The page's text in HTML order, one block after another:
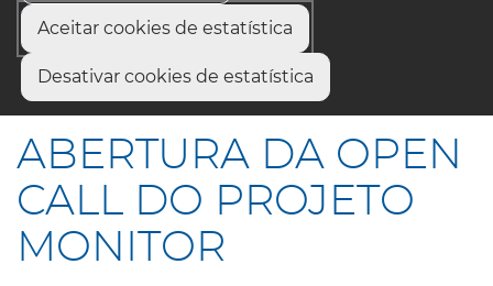
Aceitar cookies de estatística
Desativar cookies de estatística
Início
ABERTURA DA OPEN CALL DO PROJETO MONITOR
ABERTURA DA OPEN
CALL DO PROJETO
MONITOR